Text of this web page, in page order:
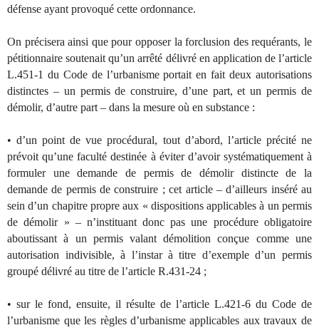
défense ayant provoqué cette ordonnance.
On précisera ainsi que pour opposer la forclusion des requérants, le
pétitionnaire soutenait qu’un arrêté délivré en application de l’article
L.451-1 du Code de l’urbanisme portait en fait deux autorisations
distinctes – un permis de construire, d’une part, et un permis de
démolir, d’autre part – dans la mesure où en substance :
• d’un point de vue procédural, tout d’abord, l’article précité ne
prévoit qu’une faculté destinée à éviter d’avoir systématiquement à
formuler une demande de permis de démolir distincte de la
demande de permis de construire ; cet article – d’ailleurs inséré au
sein d’un chapitre propre aux « dispositions applicables à un permis
de démolir » – n’instituant donc pas une procédure obligatoire
aboutissant à un permis valant démolition conçue comme une
autorisation indivisible, à l’instar à titre d’exemple d’un permis
groupé délivré au titre de l’article R.431-24 ;
• sur le fond, ensuite, il résulte de l’article L.421-6 du Code de
l’urbanisme que les règles d’urbanisme applicables aux travaux de